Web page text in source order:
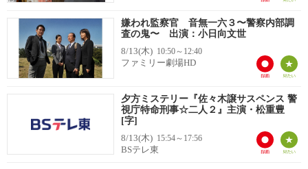
嫌われ監察官 音無一六３〜警察内部調
査の鬼〜 出演：小日向文世
8/13(木) 10:50～12:40
ファミリー劇場HD
夕方ミステリー『佐々木譲サスペンス 警
視庁特命刑事☆二人２』主演・松重豊
[字]
8/13(木) 15:54～17:56
BSテレ東